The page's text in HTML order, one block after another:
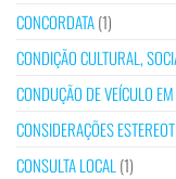
CONCORDATA(1)
CONDIÇÃO CULTURAL,
CONDUÇÃO DE VEÍCULO
CONSIDERAÇÕES
CONSULTA LOCAL(1)